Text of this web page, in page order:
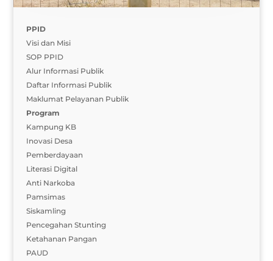
PPID
Visi dan Misi
SOP PPID
Alur Informasi Publik
Daftar Informasi Publik
Maklumat Pelayanan Publik
Program
Kampung KB
Inovasi Desa
Pemberdayaan
Literasi Digital
Anti Narkoba
Pamsimas
Siskamling
Pencegahan Stunting
Ketahanan Pangan
PAUD